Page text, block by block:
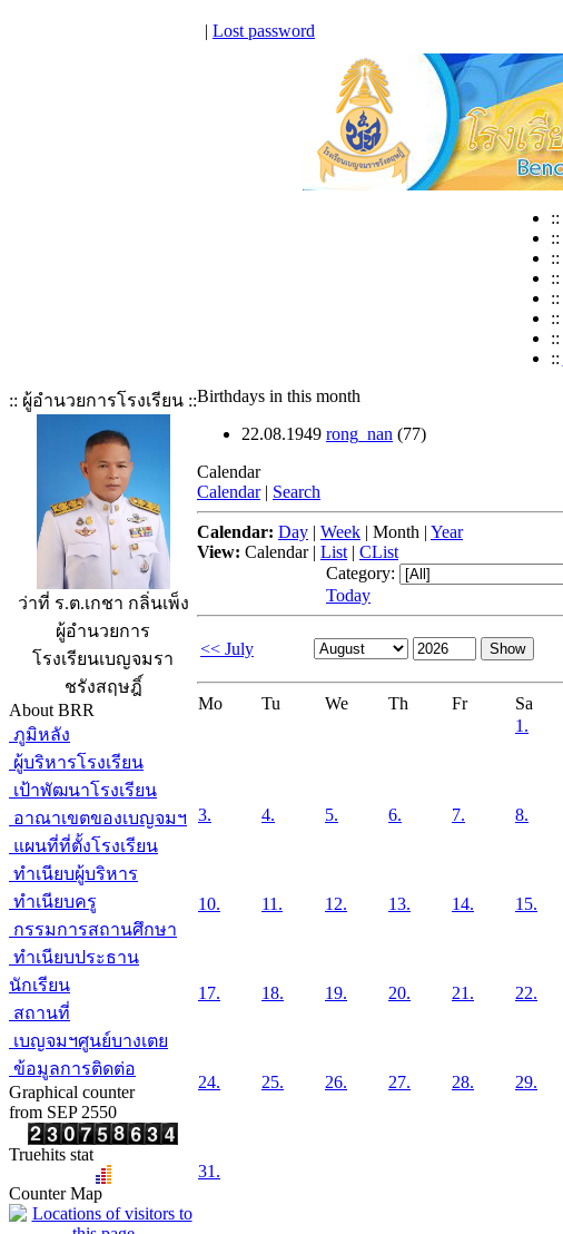
| Lost password
::
::
::
::
::
::
::
::
:: ผู้อำนวยการโรงเรียน ::
ว่าที่ ร.ต.เกชา กลิ่นเพ็ง
ผู้อำนวยการ
โรงเรียนเบญจมรา
ชรังสฤษฎิ์
About BRR
ภูมิหลัง
ผู้บริหารโรงเรียน
เป้าพัฒนาโรงเรียน
อาณาเขตของเบญจมฯ
แผนที่ที่ตั้งโรงเรียน
ทำเนียบผู้บริหาร
ทำเนียบครู
กรรมการสถานศึกษา
ทำเนียบประธาน
นักเรียน
สถานที่
เบญจมฯศูนย์บางเตย
ข้อมูลการติดต่อ
Graphical counter
from SEP 2550
Truehits stat
Counter Map
Birthdays in this month
22.08.1949 rong_nan (77)
Calendar
Calendar | Search
Calendar: Day | Week | Month | Year
View: Calendar| List | CList
Category:
Today
<< July
Mo Tu We Th Fr Sa
1.
3. 4. 5. 6. 7. 8.
10. 11. 12. 13. 14. 15.
17. 18. 19. 20. 21. 22.
24. 25. 26. 27. 28. 29.
31.